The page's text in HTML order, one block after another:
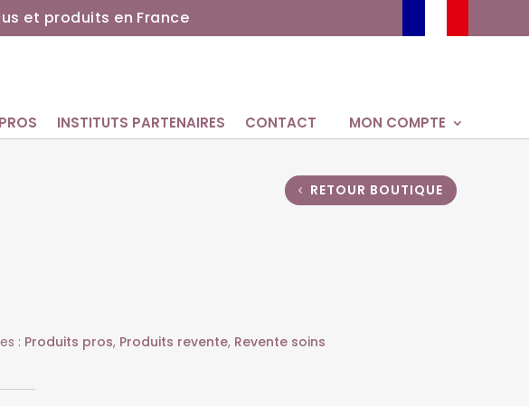
et produits en France
INSTITUTS PARTENAIRES CONTACT MON COMPTE
RETOUR BOUTIQUE
: Produits pros, Produits revente, Revente soins